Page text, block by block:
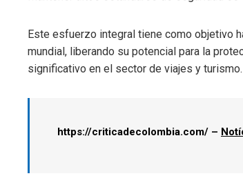
Este esfuerzo integral tiene como objetivo
mundial, liberando su potencial para la
significativo en el sector de viajes y turismo.
https://criticadecolombia.com/ –